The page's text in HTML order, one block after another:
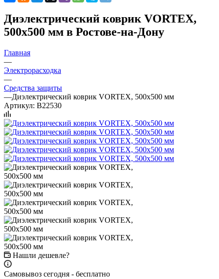
Диэлектрический коврик VORTEX,
500х500 мм в Ростове-на-Дону
Главная
—
Электрорасходка
—
Средства защиты
—Диэлектрический коврик VORTEX, 500х500 мм
Артикул: B22530
Нашли дешевле?
Самовывоз сегодня - бесплатно